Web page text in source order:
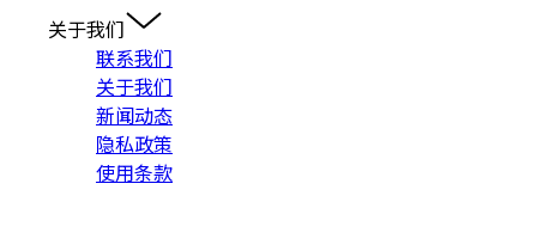
关于我们
联系我们
关于我们
新闻动态
隐私政策
使用条款